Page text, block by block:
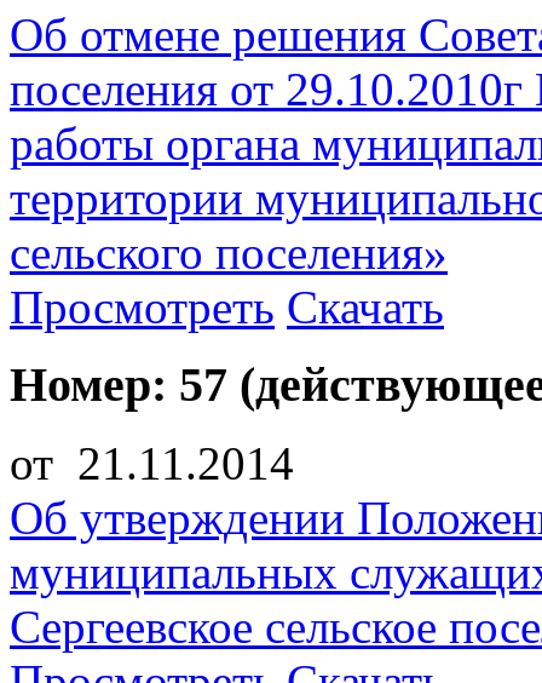
Об отмене решения
поселения от
работы органа
территории
сельского поселения»
Просмотреть Скачать
Номер: 57
от 21.11.2014
Об утверждении
муниципальных
Сергеевское сельское